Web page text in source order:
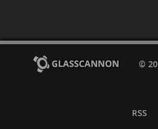
©
RSS